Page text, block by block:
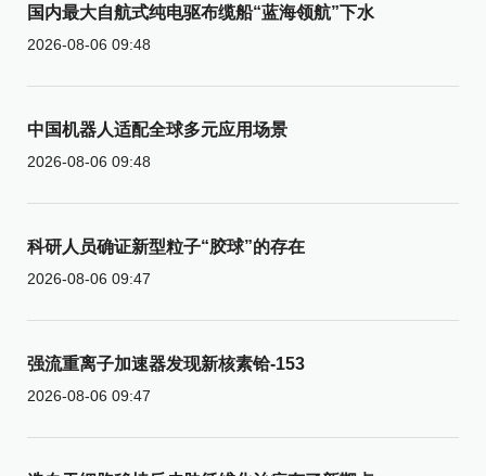
国内最大自航式纯电驱布缆船“蓝海领航”下水
2026-08-06 09:48
中国机器人适配全球多元应用场景
2026-08-06 09:48
科研人员确证新型粒子“胶球”的存在
2026-08-06 09:47
强流重离子加速器发现新核素铪-153
2026-08-06 09:47